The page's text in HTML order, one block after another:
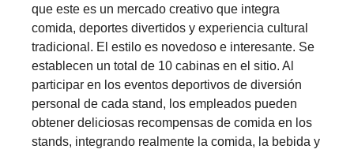
que este es un mercado creativo que integra
comida, deportes divertidos y experiencia cultural
tradicional. El estilo es novedoso e interesante. Se
establecen un total de 10 cabinas en el sitio. Al
participar en los eventos deportivos de diversión
personal de cada stand, los empleados pueden
obtener deliciosas recompensas de comida en los
stands, integrando realmente la comida, la bebida y